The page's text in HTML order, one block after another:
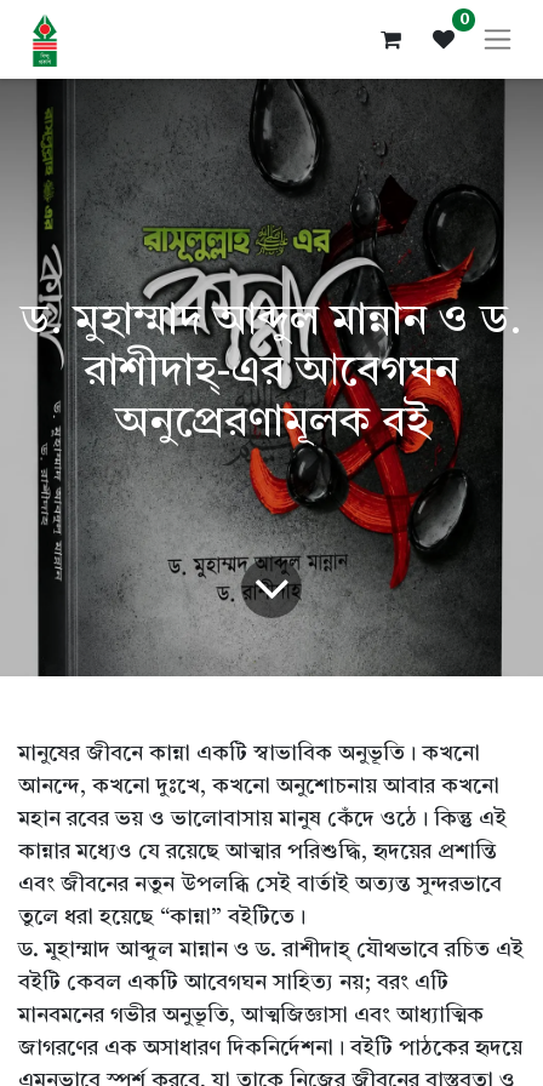
0
ড. মুহাম্মাদ আব্দুল মান্নান ও ড.
রাশীদাহ্-এর আবেগঘন
অনুপ্রেরণামূলক বই
মানুষের জীবনে কান্না একটি স্বাভাবিক অনুভূতি। কখনো
আনন্দে, কখনো দুঃখে, কখনো অনুশোচনায় আবার কখনো
মহান রবের ভয় ও ভালোবাসায় মানুষ কেঁদে ওঠে। কিন্তু এই
কান্নার মধ্যেও যে রয়েছে আত্মার পরিশুদ্ধি, হৃদয়ের প্রশান্তি
এবং জীবনের নতুন উপলব্ধি সেই বার্তাই অত্যন্ত সুন্দরভাবে
তুলে ধরা হয়েছে “কান্না” বইটিতে।
ড. মুহাম্মাদ আব্দুল মান্নান ও ড. রাশীদাহ্ যৌথভাবে রচিত এই
বইটি কেবল একটি আবেগঘন সাহিত্য নয়; বরং এটি
মানবমনের গভীর অনুভূতি, আত্মজিজ্ঞাসা এবং আধ্যাত্মিক
জাগরণের এক অসাধারণ দিকনির্দেশনা। বইটি পাঠকের হৃদয়ে
এমনভাবে স্পর্শ করবে, যা তাকে নিজের জীবনের বাস্তবতা ও